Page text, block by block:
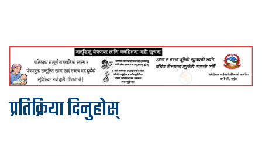
प्रतिक्रिया दिनुहोस्